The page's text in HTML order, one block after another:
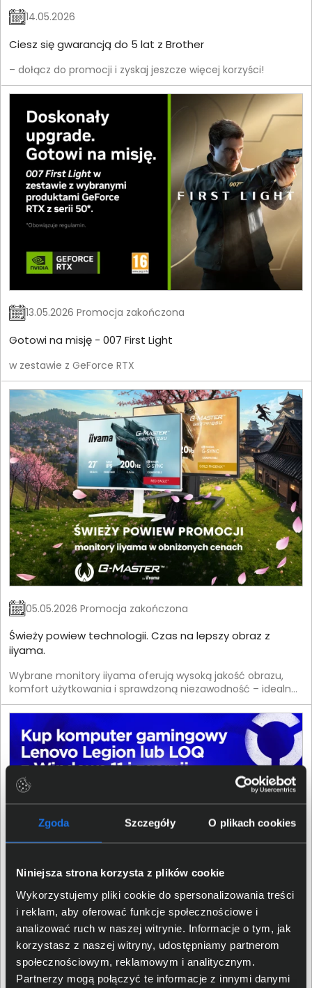
Zgoda Szczegóły O plikach cookies
Niniejsza strona korzysta z plików cookie
Wykorzystujemy pliki cookie do spersonalizowania treści
i reklam, aby oferować funkcje społecznościowe i
analizować ruch w naszej witrynie. Informacje o tym, jak
korzystasz z naszej witryny, udostępniamy partnerom
społecznościowym, reklamowym i analitycznym.
Partnerzy mogą połączyć te informacje z innymi danymi
14.05.2026
Ciesz się gwarancją do 5 lat z Brother
– dołącz do promocji i zyskaj jeszcze więcej korzyści!
13.05.2026 Promocja zakończona
Gotowi na misję - 007 First Light
w zestawie z GeForce RTX
05.05.2026 Promocja zakończona
Świeży powiew technologii. Czas na lepszy obraz z
iiyama.
Wybrane monitory iiyama oferują wysoką jakość obrazu,
komfort użytkowania i sprawdzoną niezawodność – idealne
rozwiązanie na nowy sezon. Postaw na technologię, która
robi różnicę od pierwszego spojrzenia.
04.05.2026 Promocja zakończona
Kup komputer gamingowy Lenovo Legion lub LOQ z
Windows 11 i zgarnij kontroler Xbox.